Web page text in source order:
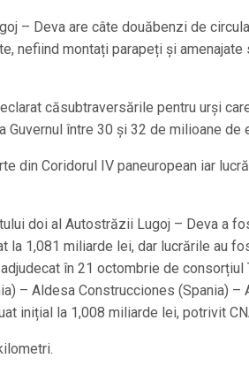
– Deva are câte douăbenzi de
nefiind montați parapeți și
căsubtraversările pentru urși
între 30 și 32 de milioane de
din Coridorul IV paneuropean iar
doi al Autostrăzii Lugoj – Deva a
la 1,081 miliarde lei, dar lucrările au
în 21 octombrie de
– Aldesa Construcciones (Spania) –
inițial la 1,008 miliarde lei, potrivit